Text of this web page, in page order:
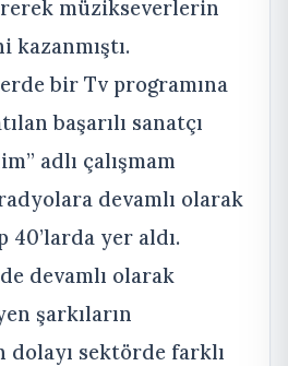
müzikseverlerin
kazanmıştı.
bir Tv programına
başarılı sanatçı
adlı çalışmam
devamlı olarak
40’larda yer aldı.
devamlı olarak
şarkıların
sektörde farklı